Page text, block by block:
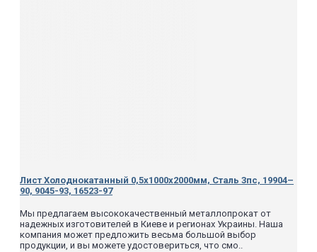
Лист Холоднокатанный 0,5х1000х2000мм, Сталь 3пс, 19904–
90, 9045-93, 16523-97
Мы предлагаем высококачественный металлопрокат от
надежных изготовителей в Киеве и регионах Украины. Наша
компания может предложить весьма большой выбор
продукции, и вы можете удостовериться, что смо..